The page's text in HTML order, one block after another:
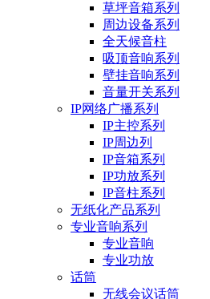
草坪音箱系列
周边设备系列
全天候音柱
吸顶音响系列
壁挂音响系列
音量开关系列
IP网络广播系列
IP主控系列
IP周边列
IP音箱系列
IP功放系列
IP音柱系列
无纸化产品系列
专业音响系列
专业音响
专业功放
话筒
无线会议话筒